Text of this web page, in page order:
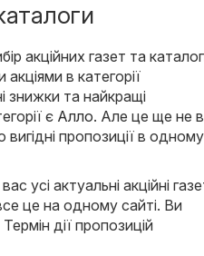
акційних газет та
в категорії
знижки та найкращі
є Алло. Але це ще не
пропозиції в одному
усі актуальні акційні
все це на одному сайті. Ви
дії пропозицій